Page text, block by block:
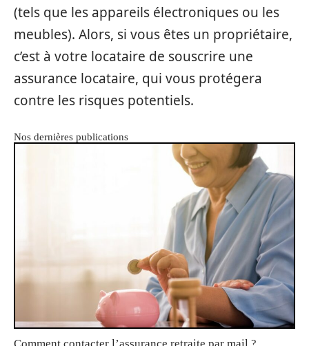
(tels que les appareils électroniques ou les
meubles). Alors, si vous êtes un propriétaire,
c’est à votre locataire de souscrire une
assurance locataire, qui vous protégera
contre les risques potentiels.
Nos dernières publications